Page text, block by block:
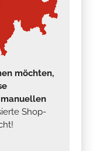
möchten,
Shop-